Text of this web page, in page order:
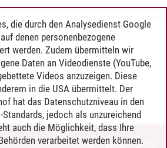
die durch den Analysedienst Google
denen personenbezogene
werden. Zudem übermitteln wir
Daten an Videodienste (YouTube,
Videos anzuzeigen. Diese
in die USA übermittelt. Der
hat das Datenschutzniveau in den
Standards, jedoch als unzureichend
auch die Möglichkeit, dass Ihre
verarbeitet werden können.